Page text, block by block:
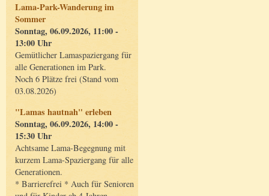
Lama-Park-Wanderung im
Sommer
Sonntag, 06.09.2026, 11:00 -
13:00 Uhr
Gemütlicher Lamaspaziergang für
alle Generationen im Park.
Noch 6 Plätze frei (Stand vom
03.08.2026)
"Lamas hautnah" erleben
Sonntag, 06.09.2026, 14:00 -
15:30 Uhr
Achtsame Lama-Begegnung mit
kurzem Lama-Spaziergang für alle
Generationen.
* Barrierefrei * Auch für Senioren